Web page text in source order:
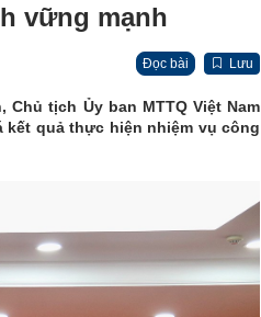
vững mạnh
Đọc bài Lưu
tịch Ủy ban MTTQ Việt Nam
quả thực hiện nhiệm vụ công